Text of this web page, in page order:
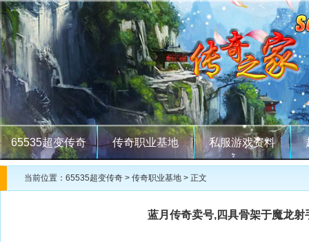
65535超变传奇 传奇职业基地 私服游戏资料
当前位置： 65535超变传奇 > 传奇职业基地 > 正文
蓝月传奇卖号,四具骨架于魔龙射